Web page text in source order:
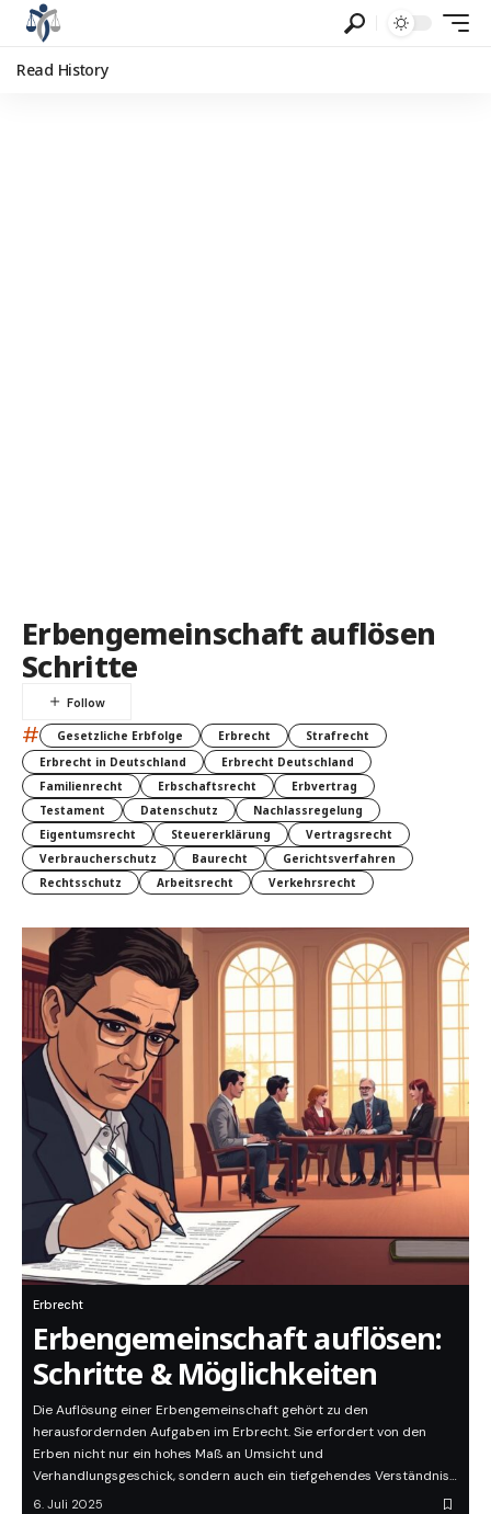
Read History
Erbengemeinschaft auflösen
Schritte
# Gesetzliche Erbfolge Erbrecht
Strafrecht
Erbrecht in Deutschland
Erbrecht Deutschland
Familienrecht
Erbschaftsrecht
Erbvertrag
Testament
Datenschutz
Nachlassregelung
Eigentumsrecht
Steuererklärung
Vertragsrecht
Verbraucherschutz
Baurecht
Gerichtsverfahren
Rechtsschutz
Arbeitsrecht Verkehrsrecht
Erbrecht
Erbengemeinschaft auflösen:
Schritte & Möglichkeiten
Die Auflösung einer Erbengemeinschaft gehört zu den
herausfordernden Aufgaben im Erbrecht. Sie erfordert von den
Erben nicht nur ein hohes Maß an Umsicht und
Verhandlungsgeschick, sondern auch ein tiefgehendes Verständnis…
6. Juli 2025